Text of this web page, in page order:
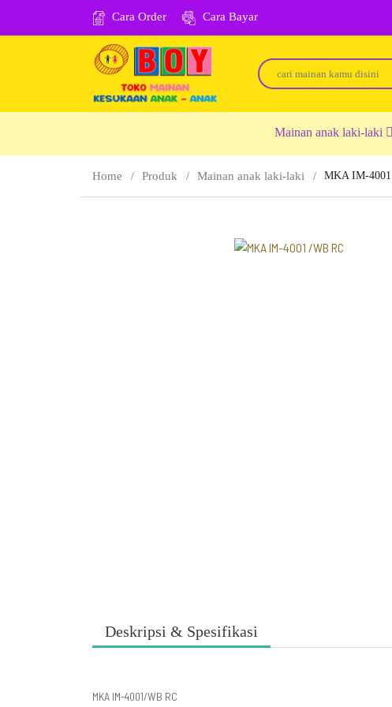
Cara Order Cara Bayar
Mainan anak laki-laki
Home Produk Mainan anak laki-laki MKA IM-
Deskripsi & Spesifikasi
MKA IM-4001/WB RC